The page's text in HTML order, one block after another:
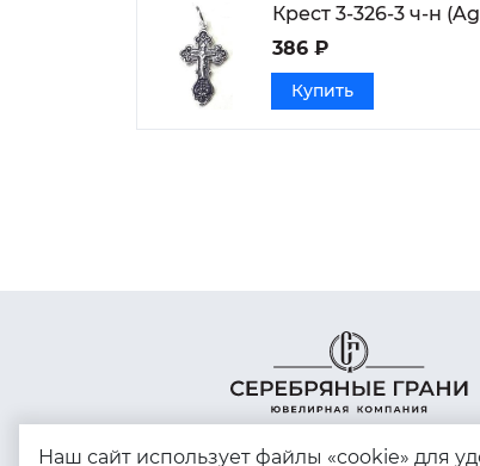
Крест 3-326-3
386 ₽
Купить
Наш сайт использует файлы «cookie» для